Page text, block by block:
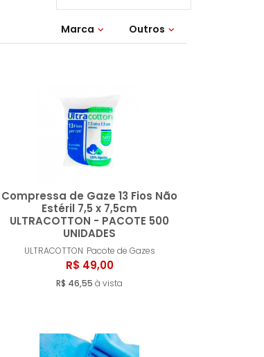
MAIS VENDIDOS
A - Z
Marca Outros
Compressa de Gaze 13 Fios Não
Estéril 7,5 x 7,5cm
ULTRACOTTON - PACOTE 500
UNIDADES
ULTRACOTTON Pacote de Gazes
R$ 49,00
R$ 46,55 à vista
Comprar